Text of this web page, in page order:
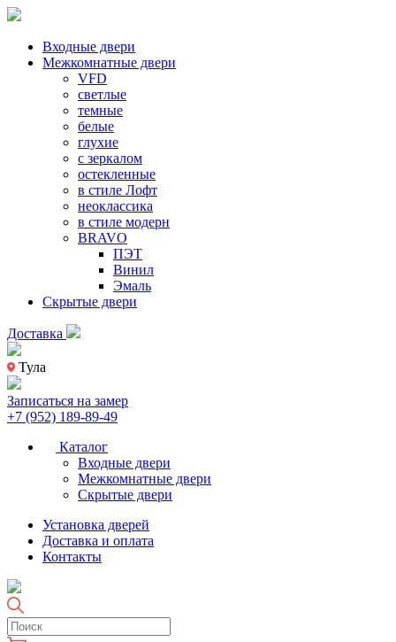
Входные двери
Межкомнатные двери
VFD
светлые
темные
белые
глухие
с зеркалом
остекленные
в стиле Лофт
неоклассика
в стиле модерн
BRAVO
ПЭТ
Винил
Эмаль
Скрытые двери
Доставка
Тула
Записаться на замер
+7 (952) 189-89-49
Каталог
Входные двери
Межкомнатные двери
Скрытые двери
Установка дверей
Доставка и оплата
Контакты